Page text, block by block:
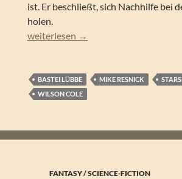
ist. Er beschließt, sich Nachhilfe bei
holen.
Mike Resnick – Wilson Cole 2: Die
weiterlesen →
BASTEI LÜBBE MIKE RESNICK
WILSON COLE
FANTASY / SCIENCE-FICTION